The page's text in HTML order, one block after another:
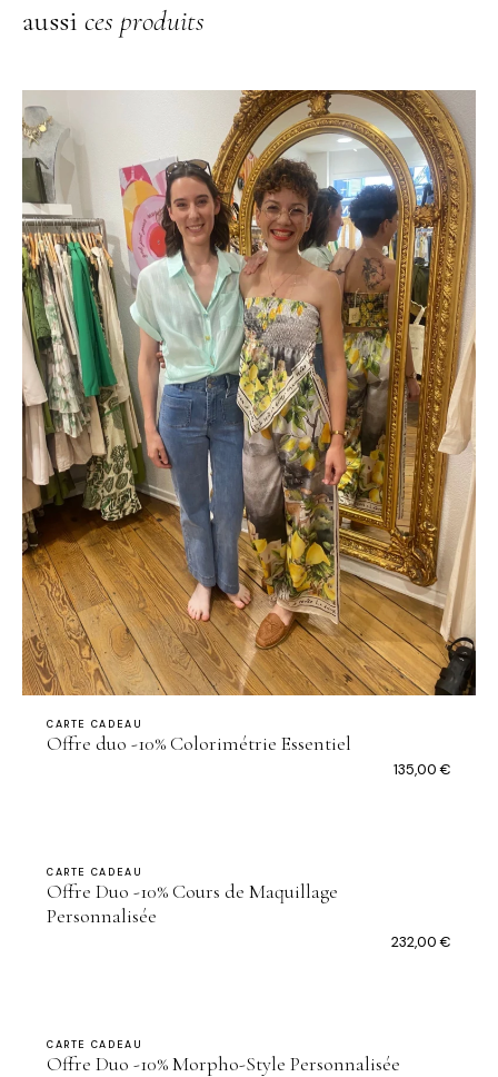
aussi ces produits
CARTE CADEAU
Offre duo -10% Colorimétrie Essentiel
135,00€
CARTE CADEAU
Offre Duo -10% Cours de Maquillage
Personnalisée
232,00€
CARTE CADEAU
Offre Duo -10% Morpho-Style Personnalisée